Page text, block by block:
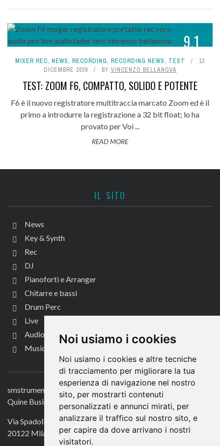
Noi usiamo i cookies
Noi usiamo i cookies e altre tecniche
di tracciamento per migliorare la tua
esperienza di navigazione nel nostro
sito, per mostrarti contenuti
personalizzati e annunci mirati, per
analizzare il traffico sul nostro sito, e
per capire da dove arrivano i nostri
visitatori.
9.1
MIXER REC, NEWS, RECORDING, RECORDING NEWS, TEST
12
DICEMBRE 2020
BY VINCENZO BELLANOVA
TEST: ZOOM F6, COMPATTO, SOLIDO E POTENTE
F6 è il nuovo registratore multitraccia marcato Zoom ed è il
primo a introdurre la registrazione a 32 bit float; lo ha
provato per Voi ...
READ MORE
IL SITO
News
Key & Synth
Rec
DJ
Pianoforti e Arranger
Chitarre e bassi
Drum Perc
Live
Audio per video
Music Life
CONTATTACI
smstrumentimusicali.it
Quine Business Publisher
Via Spadolini 7
20122 Milano